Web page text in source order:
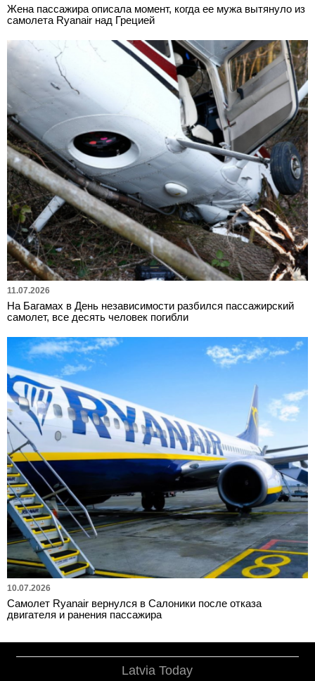
Жена пассажира описала момент, когда ее мужа вытянуло из
самолета Ryanair над Грецией
11.07.2026
На Багамах в День независимости разбился пассажирский
самолет, все десять человек погибли
10.07.2026
Самолет Ryanair вернулся в Салоники после отказа
двигателя и ранения пассажира
Latvia Today